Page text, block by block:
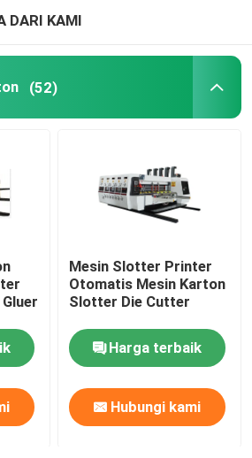
DARI KAMI
(52)
Mesin Slotter Printer
Otomatis Mesin Karton
Slotter Die Cutter
Harga terbaik
Hubungi kami